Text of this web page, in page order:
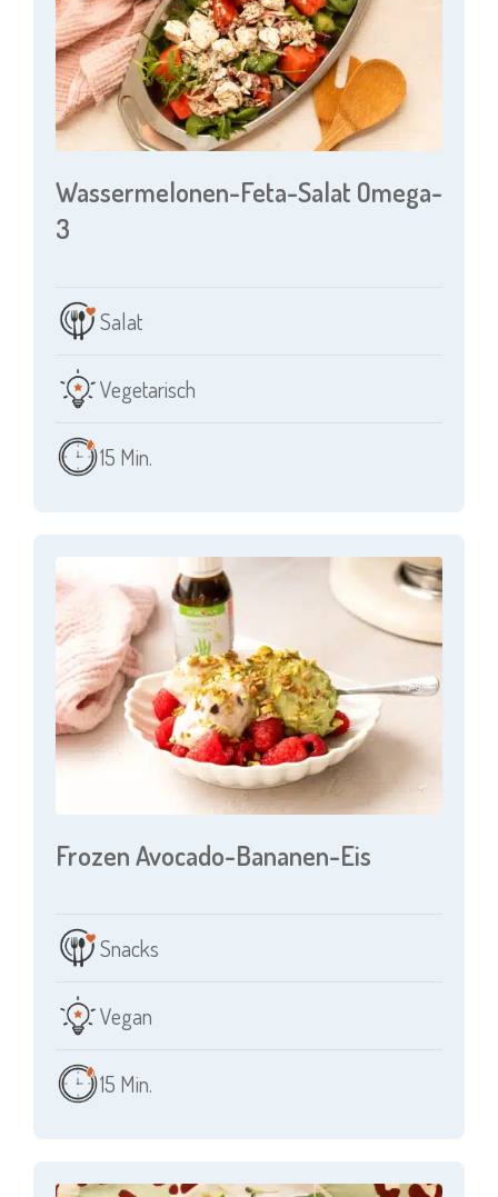
Wassermelonen-Feta-Salat Omega-
3
Salat
Vegetarisch
15 Min.
Frozen Avocado-Bananen-Eis
Snacks
Vegan
15 Min.